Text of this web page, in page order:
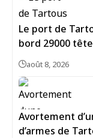
Le port de
bord 29000
août 8, 2026
Avortement
d’armes de